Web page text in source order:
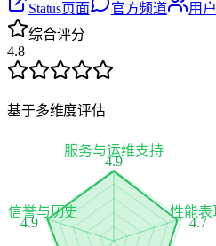
Status页面 官方频道
用
综合评分
4.8
基于多维度评估
服务与运维支持
4.9
性能表
4.7
信誉与历史
4.9